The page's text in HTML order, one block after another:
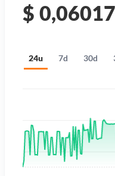
$ 0,06017
24u 7d 30d